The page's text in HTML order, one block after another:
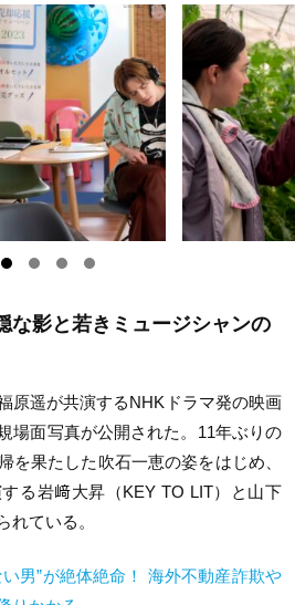
な影と若きミュージシャンの
原遥が共演するNHKドラマ発の映画
場面写真が公開された。11年ぶりの
を果たした吹石一恵の姿をはじめ、
る岩﨑大昇（KEY TO LIT）と山下
れている。
い男”が絶体絶命！ 海外不動産詐欺や